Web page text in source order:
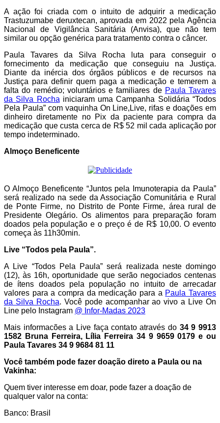
A ação foi criada com o intuito de adquirir a medicação
Trastuzumabe deruxtecan, aprovada em 2022 pela Agência
Nacional de Vigilância Sanitária (Anvisa), que não tem
similar ou opção genérica para tratamento contra o câncer.
Paula Tavares da Silva Rocha luta para conseguir o
fornecimento da medicação que conseguiu na Justiça.
Diante da inércia dos órgãos públicos e de recursos na
Justiça para definir quem paga a medicação e temerem a
falta do remédio; voluntários e familiares de Paula Tavares
da Silva Rochainiciaram uma Campanha Solidária “Todos
Pela Paula” com vaquinha On Line,Live, rifas e doações em
dinheiro diretamente no Pix da paciente para compra da
medicação que custa cerca de R$ 52 mil cada aplicação por
tempo indeterminado.
Almoço Beneficente
O Almoço Beneficente “Juntos pela Imunoterapia da Paula”
será realizado na sede da Associação Comunitária e Rural
de Ponte Firme, no Distrito de Ponte Firme, área rural de
Presidente Olegário. Os alimentos para preparação foram
doados pela população e o preço é de R$ 10,00. O evento
começa às 11h30min.
Live “Todos pela Paula”.
A Live “Todos Pela Paula” será realizada neste domingo
(12), às 16h, oportunidade que serão negociados centenas
de ítens doados pela população no intuito de arrecadar
valores para a compra da medicação para a Paula Tavares
da Silva Rocha. Você pode acompanhar ao vivo a Live On
Line pelo Instagram @ Infor-Madas 2023
Mais informacões a Live faça contato através do 34 9 9913
1582 Bruna Ferreira, Lília Ferreira 34 9 9659 0179 e ou
Paula Tavares 34 9 9684 81 11
Você também pode fazer doação direto a Paula ou na
Vakinha:
Quem tiver interesse em doar, pode fazer a doação de
qualquer valor na conta:
Banco: Brasil